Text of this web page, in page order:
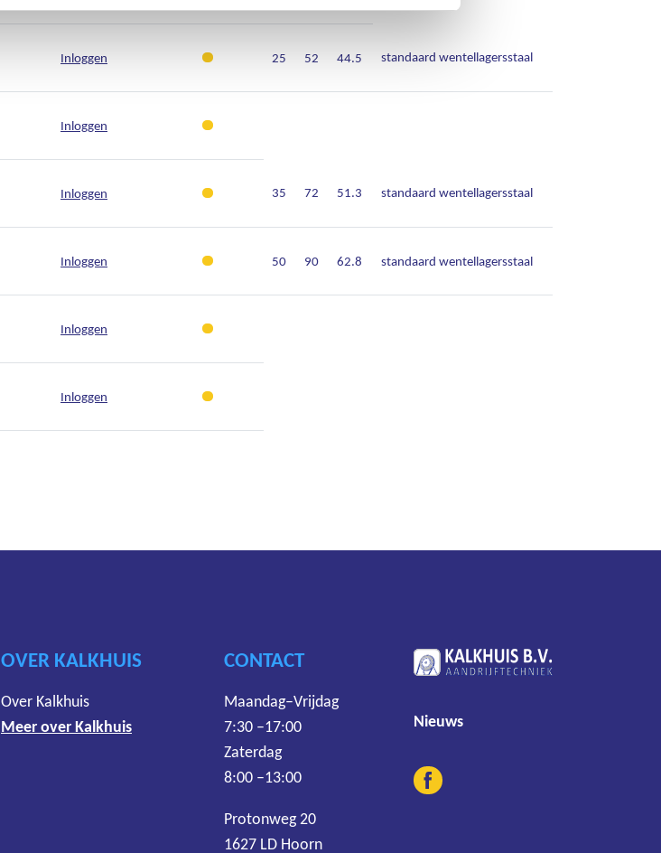
Inloggen 25 52 44.5 standaard wentellagersstaal
Inloggen
Inloggen 35 72 51.3 standaard wentellagersstaal
Inloggen 50 90 62.8 standaard wentellagersstaal
Inloggen
Inloggen
OVER KALKHUIS
Over Kalkhuis
Meer over Kalkhuis
CONTACT
Maandag–Vrijdag
7:30 –17:00
Zaterdag
8:00 –13:00
Protonweg 20
1627 LD Hoorn
Nieuws